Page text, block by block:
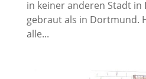
in keiner anderen Stadt in
gebraut als in Dortmund.
alle...